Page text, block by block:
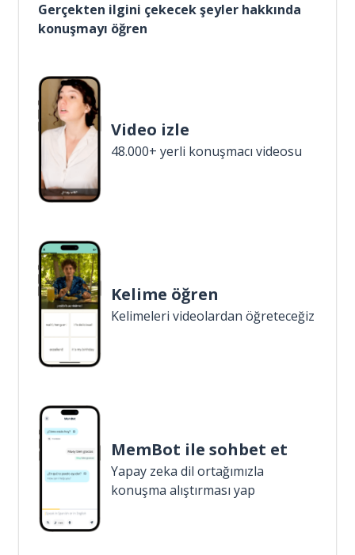
Gerçekten ilgini çekecek şeyler hakkında
konuşmayı öğren
Video izle
48.000+ yerli konuşmacı videosu
Kelime öğren
Kelimeleri videolardan öğreteceğiz
MemBot ile sohbet et
Yapay zeka dil ortağımızla
konuşma alıştırması yap